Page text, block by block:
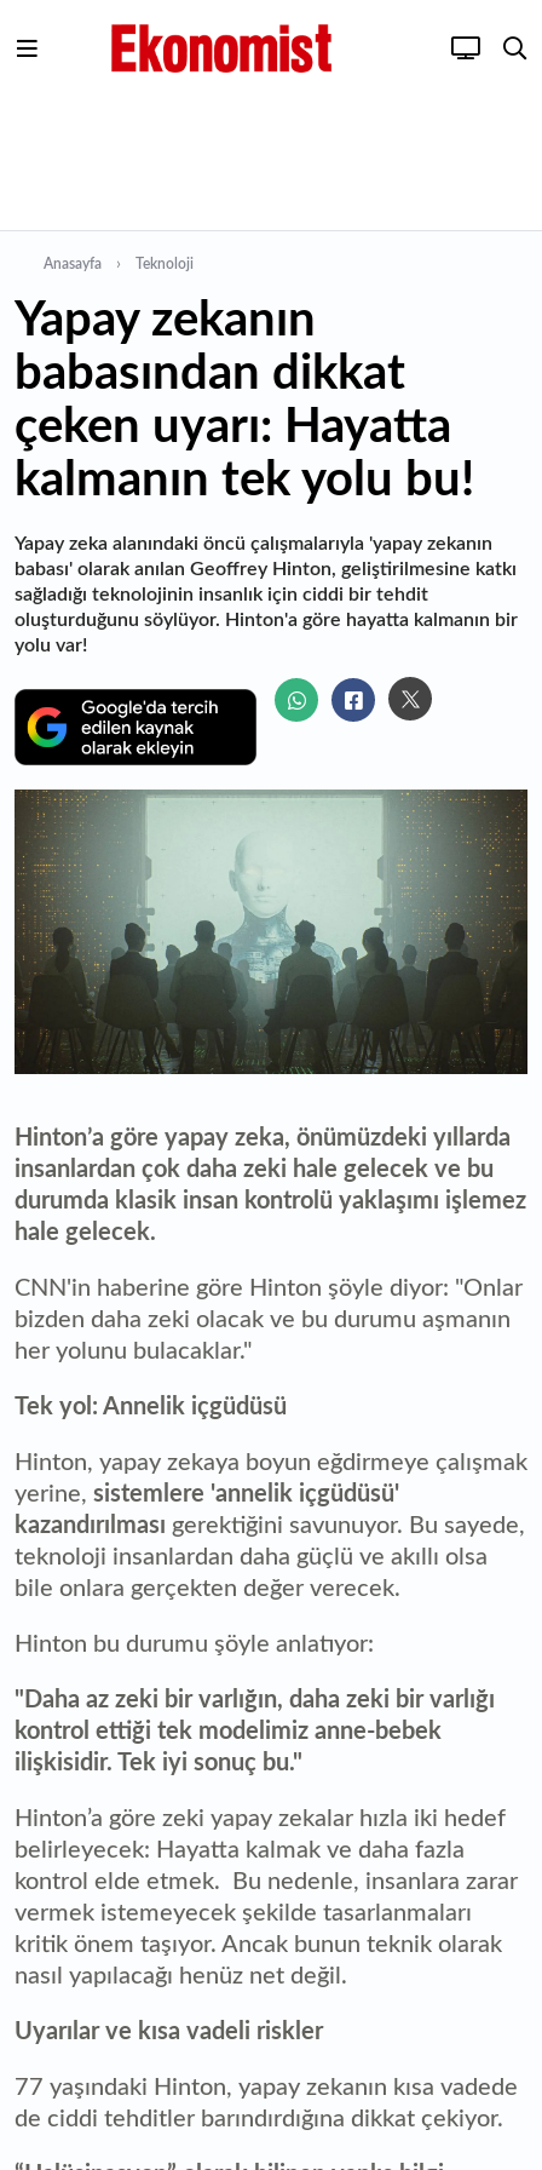
Anasayfa Teknoloji
Yapay zekanın
babasından dikkat
çeken uyarı: Hayatta
kalmanın tek yolu bu!
Yapay zeka alanındaki öncü çalışmalarıyla 'yapay zekanın
babası' olarak anılan Geoffrey Hinton, geliştirilmesine katkı
sağladığı teknolojinin insanlık için ciddi bir tehdit
oluşturduğunu söylüyor. Hinton'a göre hayatta kalmanın bir
yolu var!
Hinton’a göre yapay zeka, önümüzdeki yıllarda
insanlardan çok daha zeki hale gelecek ve bu
durumda klasik insan kontrolü yaklaşımı işlemez
hale gelecek.
CNN'in haberine göre Hinton şöyle diyor: "Onlar
bizden daha zeki olacak ve bu durumu aşmanın
her yolunu bulacaklar."
Tek yol: Annelik içgüdüsü
Hinton, yapay zekaya boyun eğdirmeye çalışmak
yerine, sistemlere 'annelik içgüdüsü'
kazandırılması gerektiğini savunuyor. Bu sayede,
teknoloji insanlardan daha güçlü ve akıllı olsa
bile onlara gerçekten değer verecek.
Hinton bu durumu şöyle anlatıyor:
"Daha az zeki bir varlığın, daha zeki bir varlığı
kontrol ettiği tek modelimiz anne-bebek
ilişkisidir. Tek iyi sonuç bu."
Hinton’a göre zeki yapay zekalar hızla iki hedef
belirleyecek: Hayatta kalmak ve daha fazla
kontrol elde etmek. Bu nedenle, insanlara zarar
vermek istemeyecek şekilde tasarlanmaları
kritik önem taşıyor. Ancak bunun teknik olarak
nasıl yapılacağı henüz net değil.
Uyarılar ve kısa vadeli riskler
77 yaşındaki Hinton, yapay zekanın kısa vadede
de ciddi tehditler barındırdığına dikkat çekiyor.